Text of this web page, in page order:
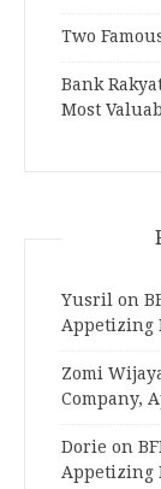
Two
Bank
Most
Yusril on
Appetizing
Zomi
Company,
Dorie on
Appetizing